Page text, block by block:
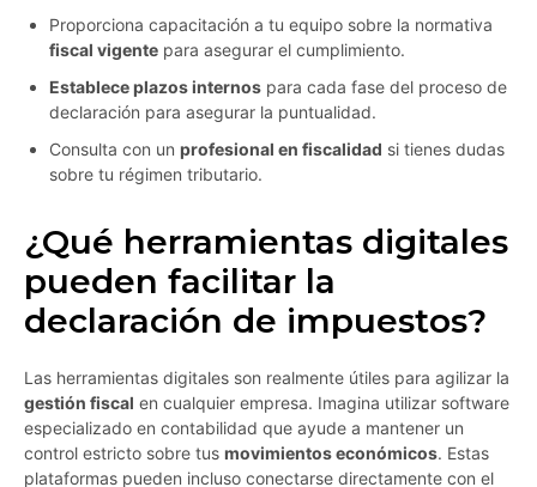
Proporciona capacitación a tu equipo sobre la normativa
fiscal vigente para asegurar el cumplimiento.
Establece plazos internos para cada fase del proceso de
declaración para asegurar la puntualidad.
Consulta con un profesional en fiscalidad si tienes dudas
sobre tu régimen tributario.
¿Qué herramientas digitales
pueden facilitar la
declaración de impuestos?
Las herramientas digitales son realmente útiles para agilizar la
gestión fiscal en cualquier empresa. Imagina utilizar software
especializado en contabilidad que ayude a mantener un
control estricto sobre tus movimientos económicos. Estas
plataformas pueden incluso conectarse directamente con el